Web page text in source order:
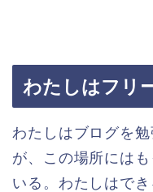
わたしはフリ
わたしはブログを
が、この場所には
いる。わたしはで